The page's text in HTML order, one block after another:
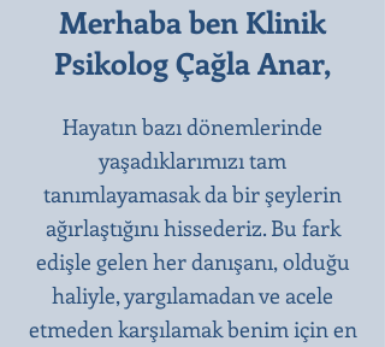
Merhaba ben Klinik
Psikolog Çağla Anar,
Hayatın bazı dönemlerinde
yaşadıklarımızı tam
tanımlayamasak da bir şeylerin
ağırlaştığını hissederiz. Bu fark
edişle gelen her danışanı, olduğu
haliyle, yargılamadan ve acele
etmeden karşılamak benim için en